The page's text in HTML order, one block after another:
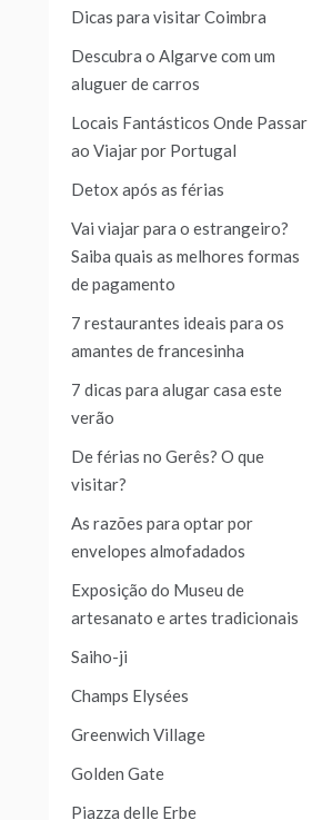
Dicas para visitar Coimbra
Descubra o Algarve com um
aluguer de carros
Locais Fantásticos Onde Passar
ao Viajar por Portugal
Detox após as férias
Vai viajar para o estrangeiro?
Saiba quais as melhores formas
de pagamento
7 restaurantes ideais para os
amantes de francesinha
7 dicas para alugar casa este
verão
De férias no Gerês? O que
visitar?
As razões para optar por
envelopes almofadados
Exposição do Museu de
artesanato e artes tradicionais
Saiho-ji
Champs Elysées
Greenwich Village
Golden Gate
Piazza delle Erbe